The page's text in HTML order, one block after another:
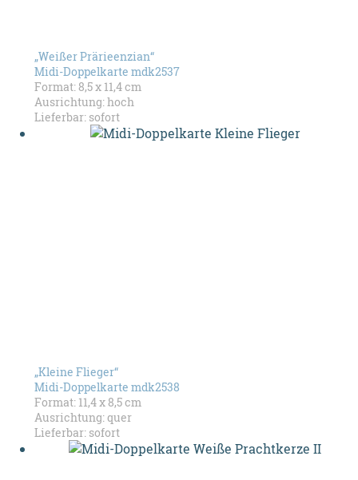
„Weißer Prärieenzian“
Midi-Doppelkarte mdk2537
Format: 8,5 x 11,4 cm
Ausrichtung: hoch
Lieferbar: sofort
„Kleine Flieger“
Midi-Doppelkarte mdk2538
Format: 11,4 x 8,5 cm
Ausrichtung: quer
Lieferbar: sofort